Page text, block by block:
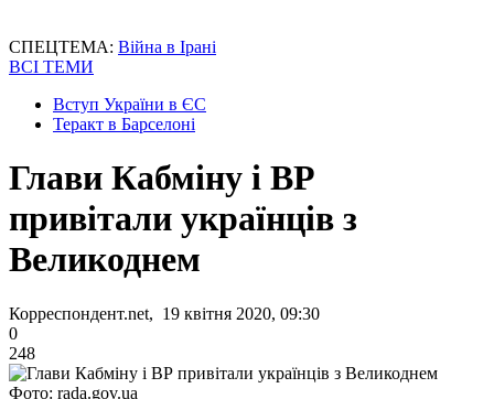
СПЕЦТЕМА: Війна в Ірані
ВСІ ТЕМИ
Вступ України в ЄС
Теракт в Барселоні
Глави Кабміну і ВР
привітали українців з
Великоднем
Корреспондент.net, 19 квітня 2020, 09:30
0
248
Фото: rada.gov.ua